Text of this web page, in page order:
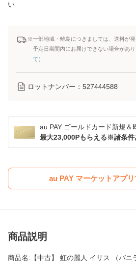
い
※一部地域・離島につきましては、送料が
予定日期間内にお届けできない場合があり
て ）
ロットナンバー： 527444588
au PAY ゴールドカード新規＆
最大23,000Pもらえる※諸条件
au PAY マーケットアプ
商品説明
商品名:【中古】 虹の麗人 イリス （バニ